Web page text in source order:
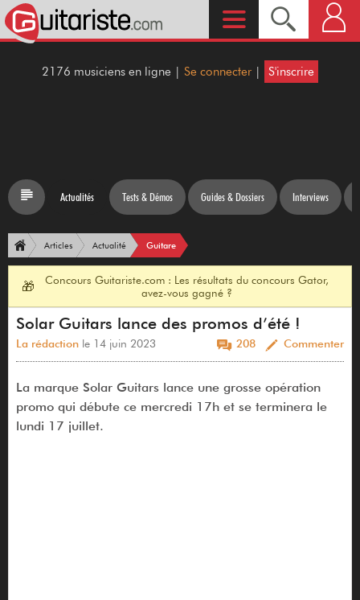
2176 musiciens en ligne | Se connecter | S'inscrire
Actualités Tests & Démos Guides & Dossiers Interviews
Articles Actualité Guitare
🎁
Concours Guitariste.com : Les résultats du concours Gator,
avez-vous gagné ?
Solar Guitars lance des promos d’été !
La rédactionle 14 juin 2023 208 Commenter
La marque Solar Guitars lance une grosse opération
promo qui débute ce mercredi 17h et se terminera le
lundi 17 juillet.